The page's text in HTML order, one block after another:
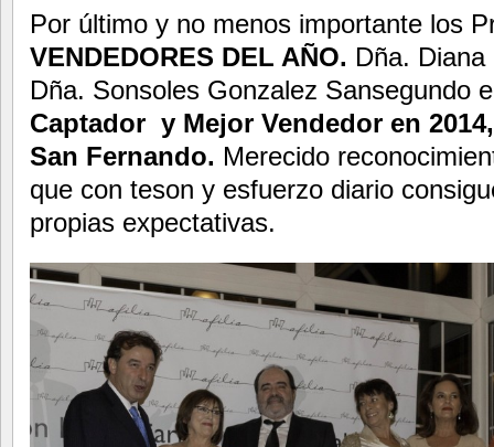
Por último y no menos importante los
VENDEDORES DEL AÑO. Dña.
Dña. Sonsoles Gonzalez Sansegundo
Captador y Mejor Vendedor en
San Fernando. Merecido
que con teson y esfuerzo diario
propias expectativas.